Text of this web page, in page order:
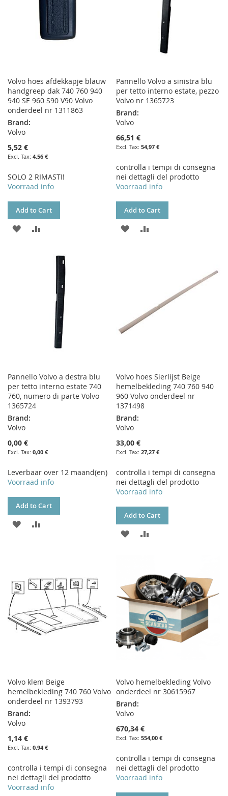
Volvo hoes afdekkapje blauw
handgreep dak 740 760 940
940 SE 960 S90 V90 Volvo
onderdeel nr 1311863
Brand:
Volvo
5,52 €
4,56 €
SOLO 2 RIMASTI!
Voorraad info
Add to Cart
ADD
COMPARE
Pannello Volvo a sinistra blu
per tetto interno estate, pezzo
Volvo nr 1365723
Brand:
Volvo
66,51 €
54,97 €
controlla i tempi di consegna
nei dettagli del prodotto
Voorraad info
Add to Cart
ADD
Pannello Volvo a destra blu
per tetto interno estate 740
760, numero di parte Volvo
1365724
Brand:
Volvo
0,00 €
0,00 €
Leverbaar over 12 maand(en)
Voorraad info
Add to Cart
ADD
LIST
Volvo hoes Sierlijst Beige
hemelbekleding 740 760 940
960 Volvo onderdeel nr
1371498
Brand:
Volvo
33,00 €
27,27 €
controlla i tempi di consegna
nei dettagli del prodotto
Voorraad info
Add to Cart
ADD
LIST
Volvo klem Beige
hemelbekleding 740 760 Volvo
onderdeel nr 1393793
Brand:
Volvo
1,14 €
0,94 €
controlla i tempi di consegna
nei dettagli del prodotto
Voorraad info
Volvo hemelbekleding Volvo
onderdeel nr 30615967
Brand:
Volvo
670,34 €
554,00 €
controlla i tempi di consegna
nei dettagli del prodotto
Voorraad info